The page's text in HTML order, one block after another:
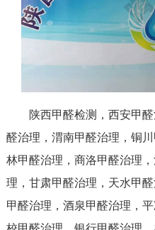
陕西甲醛检测，西安甲
醛治理，渭南甲醛治理，铜
林甲醛治理，商洛甲醛治理
理，甘肃甲醛治理，天水甲
甲醛治理，酒泉甲醛治理，